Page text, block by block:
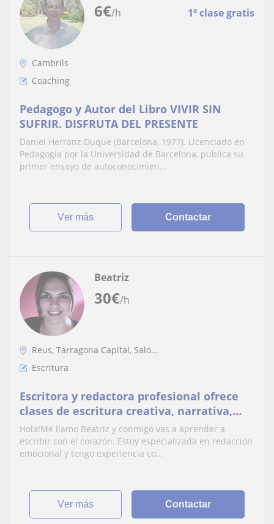
6€/h 1ª clase gratis
Cambrils
Coaching
Pedagogo y Autor del Libro VIVIR SIN
SUFRIR. DISFRUTA DEL PRESENTE
Daniel Herranz Duque (Barcelona, 1977). Licenciado en
Pedagogía por la Universidad de Barcelona, publica su
primer ensayo de autoconocimien...
ver más Contactar
30€/h
Beatriz
Reus, Tarragona Capital, Salo...
Escritura
Escritora y redactora profesional ofrece
clases de escritura creativa, narrativa,
literatura y similares
Hola!Me llamo Beatriz y conmigo vas a aprender a
escribir con el corazón. Estoy especializada en redacción
emocional y tengo experiencia co...
ver más Contactar